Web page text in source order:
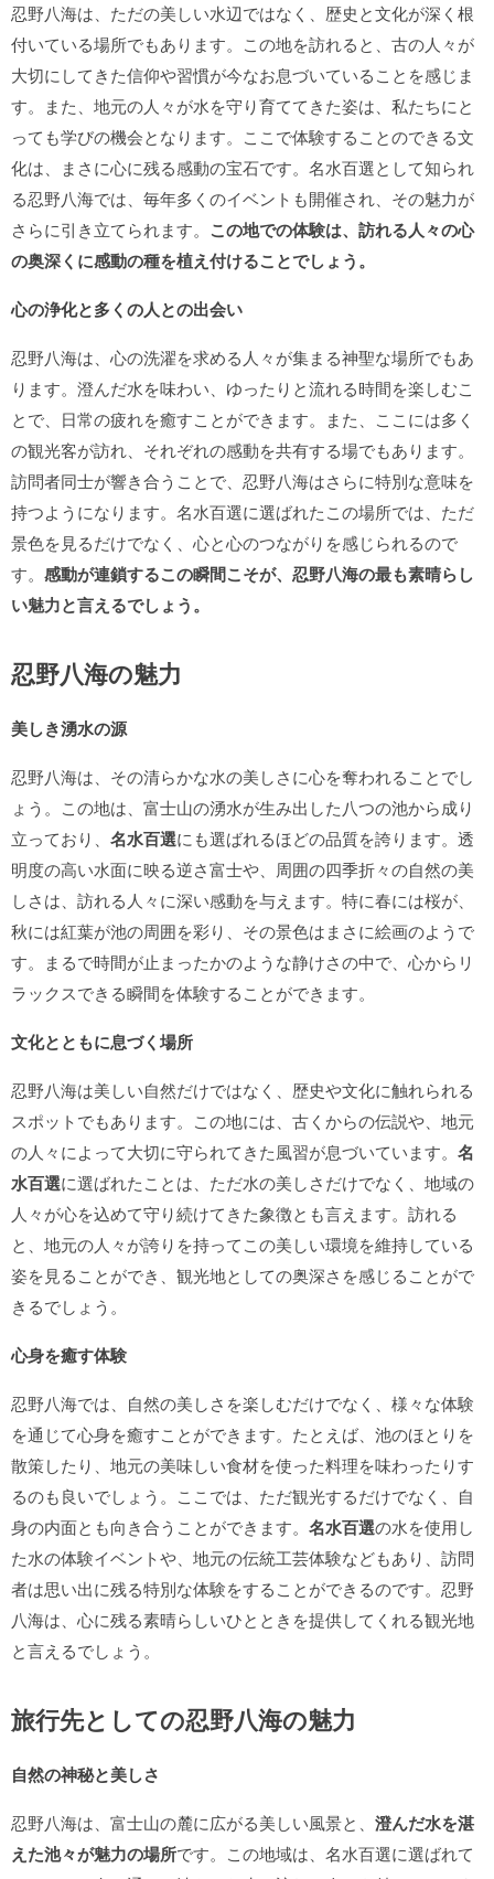
忍野八海は、ただの美しい水辺ではなく、歴史と文化が深く根
付いている場所でもあります。この地を訪れると、古の人々が
大切にしてきた信仰や習慣が今なお息づいていることを感じま
す。また、地元の人々が水を守り育ててきた姿は、私たちにと
っても学びの機会となります。ここで体験することのできる文
化は、まさに心に残る感動の宝石です。名水百選として知られ
る忍野八海では、毎年多くのイベントも開催され、その魅力が
さらに引き立てられます。 この地での体験は、訪れる人々の心
の奥深くに感動の種を植え付けることでしょう。
心の浄化と多くの人との出会い
忍野八海は、心の洗濯を求める人々が集まる神聖な場所でもあ
ります。澄んだ水を味わい、ゆったりと流れる時間を楽しむこ
とで、日常の疲れを癒すことができます。また、ここには多く
の観光客が訪れ、それぞれの感動を共有する場でもあります。
訪問者同士が響き合うことで、忍野八海はさらに特別な意味を
持つようになります。名水百選に選ばれたこの場所では、ただ
景色を見るだけでなく、心と心のつながりを感じられるので
す。 感動が連鎖するこの瞬間こそが、忍野八海の最も素晴らし
い魅力と言えるでしょう。
忍野八海の魅力
美しき湧水の源
忍野八海は、その清らかな水の美しさに心を奪われることでし
ょう。この地は、富士山の湧水が生み出した八つの池から成り
立っており、 名水百選にも選ばれるほどの品質を誇ります。透
明度の高い水面に映る逆さ富士や、周囲の四季折々の自然の美
しさは、訪れる人々に深い感動を与えます。特に春には桜が、
秋には紅葉が池の周囲を彩り、その景色はまさに絵画のようで
す。まるで時間が止まったかのような静けさの中で、心からリ
ラックスできる瞬間を体験することができます。
文化とともに息づく場所
忍野八海は美しい自然だけではなく、歴史や文化に触れられる
スポットでもあります。この地には、古くからの伝説や、地元
の人々によって大切に守られてきた風習が息づいています。 名
水百選に選ばれたことは、ただ水の美しさだけでなく、地域の
人々が心を込めて守り続けてきた象徴とも言えます。訪れる
と、地元の人々が誇りを持ってこの美しい環境を維持している
姿を見ることができ、観光地としての奥深さを感じることがで
きるでしょう。
心身を癒す体験
忍野八海では、自然の美しさを楽しむだけでなく、様々な体験
を通じて心身を癒すことができます。たとえば、池のほとりを
散策したり、地元の美味しい食材を使った料理を味わったりす
るのも良いでしょう。ここでは、ただ観光するだけでなく、自
身の内面とも向き合うことができます。 名水百選の水を使用し
た水の体験イベントや、地元の伝統工芸体験などもあり、訪問
者は思い出に残る特別な体験をすることができるのです。忍野
八海は、心に残る素晴らしいひとときを提供してくれる観光地
と言えるでしょう。
旅行先としての忍野八海の魅力
自然の神秘と美しさ
忍野八海は、富士山の麓に広がる美しい風景と、 澄んだ水を湛
えた池々が魅力の場所です。この地域は、名水百選に選ばれて